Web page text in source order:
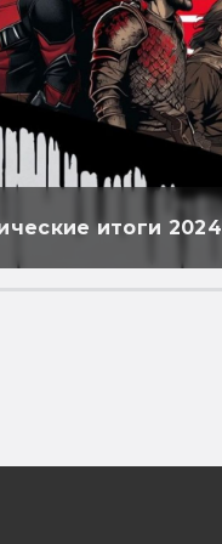
итоги 2024